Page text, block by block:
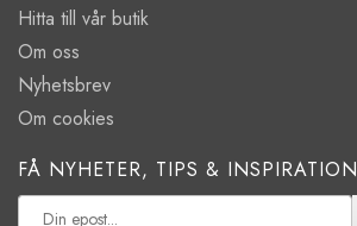
Hitta till vår butik
Om oss
Nyhetsbrev
Om cookies
FÅ NYHETER, TIPS & INSPIRATION